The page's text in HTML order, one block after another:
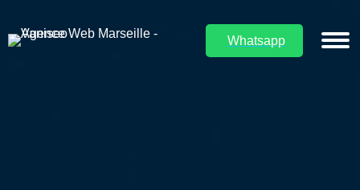
Whatsapp